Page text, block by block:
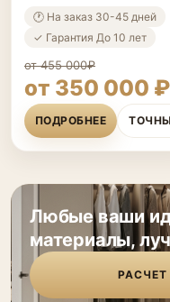
🕐 На заказ 30-45 дней
✓ Гарантия До 10 лет
от 455 000₽
от 350 000 ₽
ПОДРОБНЕЕ
Любые ваши
материалы,